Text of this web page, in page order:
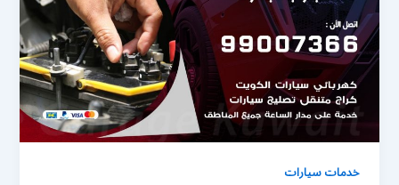
خدمات سيارات